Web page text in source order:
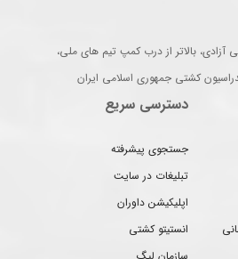
آزادی، بالاتر از درب کمپ تیم های ملی،
کشتی جمهوری اسلامی ایران
دسترسی سریع
جستجوی پیشرفته
تبلیغات در سایت
اپلیکیشن داوران
انستیتو کشتی